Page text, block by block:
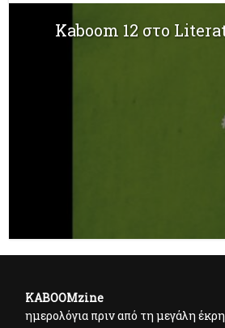
Kaboom 12 στο
KABOOMzine
ημερολόγια πριν από τη μεγάλη